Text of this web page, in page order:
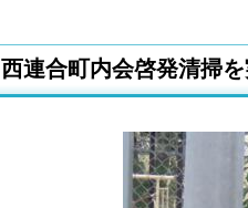
西連合町内会啓発清掃